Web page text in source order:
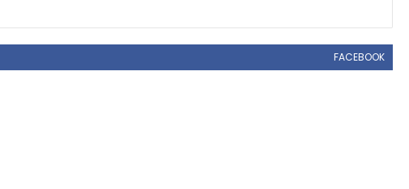
FACEBOOK